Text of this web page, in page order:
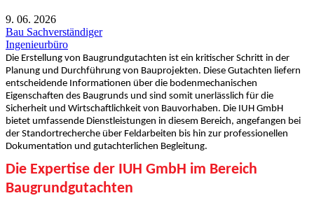
9. 06. 2026
Bau Sachverständiger
Ingenieurbüro
Die Erstellung von Baugrundgutachten ist ein kritischer Schritt in der
Planung und Durchführung von Bauprojekten. Diese Gutachten liefern
entscheidende Informationen über die bodenmechanischen
Eigenschaften des Baugrunds und sind somit unerlässlich für die
Sicherheit und Wirtschaftlichkeit von Bauvorhaben. Die IUH GmbH
bietet umfassende Dienstleistungen in diesem Bereich, angefangen bei
der Standortrecherche über Feldarbeiten bis hin zur professionellen
Dokumentation und gutachterlichen Begleitung.
Die Expertise der IUH GmbH im Bereich
Baugrundgutachten